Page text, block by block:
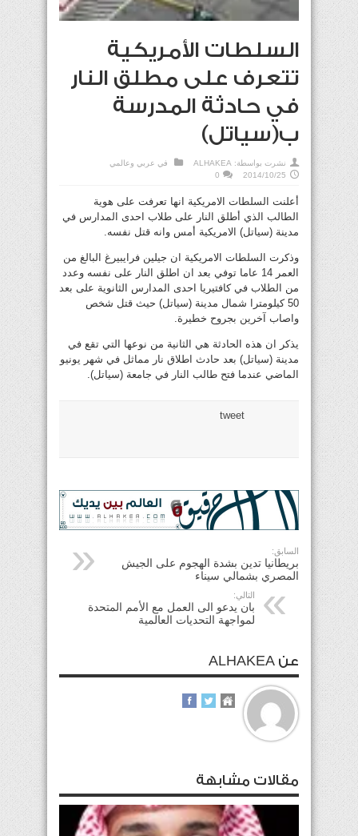
السلطات الأمريكية
تتعرف على مطلق النار
في حادثة المدرسة
ب(سياتل)
نشرت بواسطة: ALHAKEA في عربي وعالمي
2014/10/25
0
أعلنت السلطات الامريكية انها تعرفت على هوية
الطالب الذي أطلق النار على طلاب احدى المدارس في
مدينة (سياتل) الامريكية أمس وانه قتل نفسه.
وذكرت السلطات الامريكية ان جيلين فرايبيرغ البالغ من
العمر 14 عاما توفي بعد ان اطلق النار على نفسه وعدد
من الطلاب في كافتيريا احدى المدارس الثانوية على بعد
50 كيلومترا شمال مدينة (سياتل) حيث قتل شخص
واصاب آخرين بجروح خطيرة.
يذكر ان هذه الحادثة هي الثانية من نوعها التي تقع في
مدينة (سياتل) بعد حادث اطلاق نار مماثل في شهر يونيو
الماضي عندما فتح طالب النار في جامعة (سياتل).
tweet
السابق:
بريطانيا تدين بشدة الهجوم على الجيش
المصري بشمالي سيناء
التالي:
بان يدعو الى العمل مع الأمم المتحدة
لمواجهة التحديات العالمية
عن ALHAKEA
مقالات مشابهة